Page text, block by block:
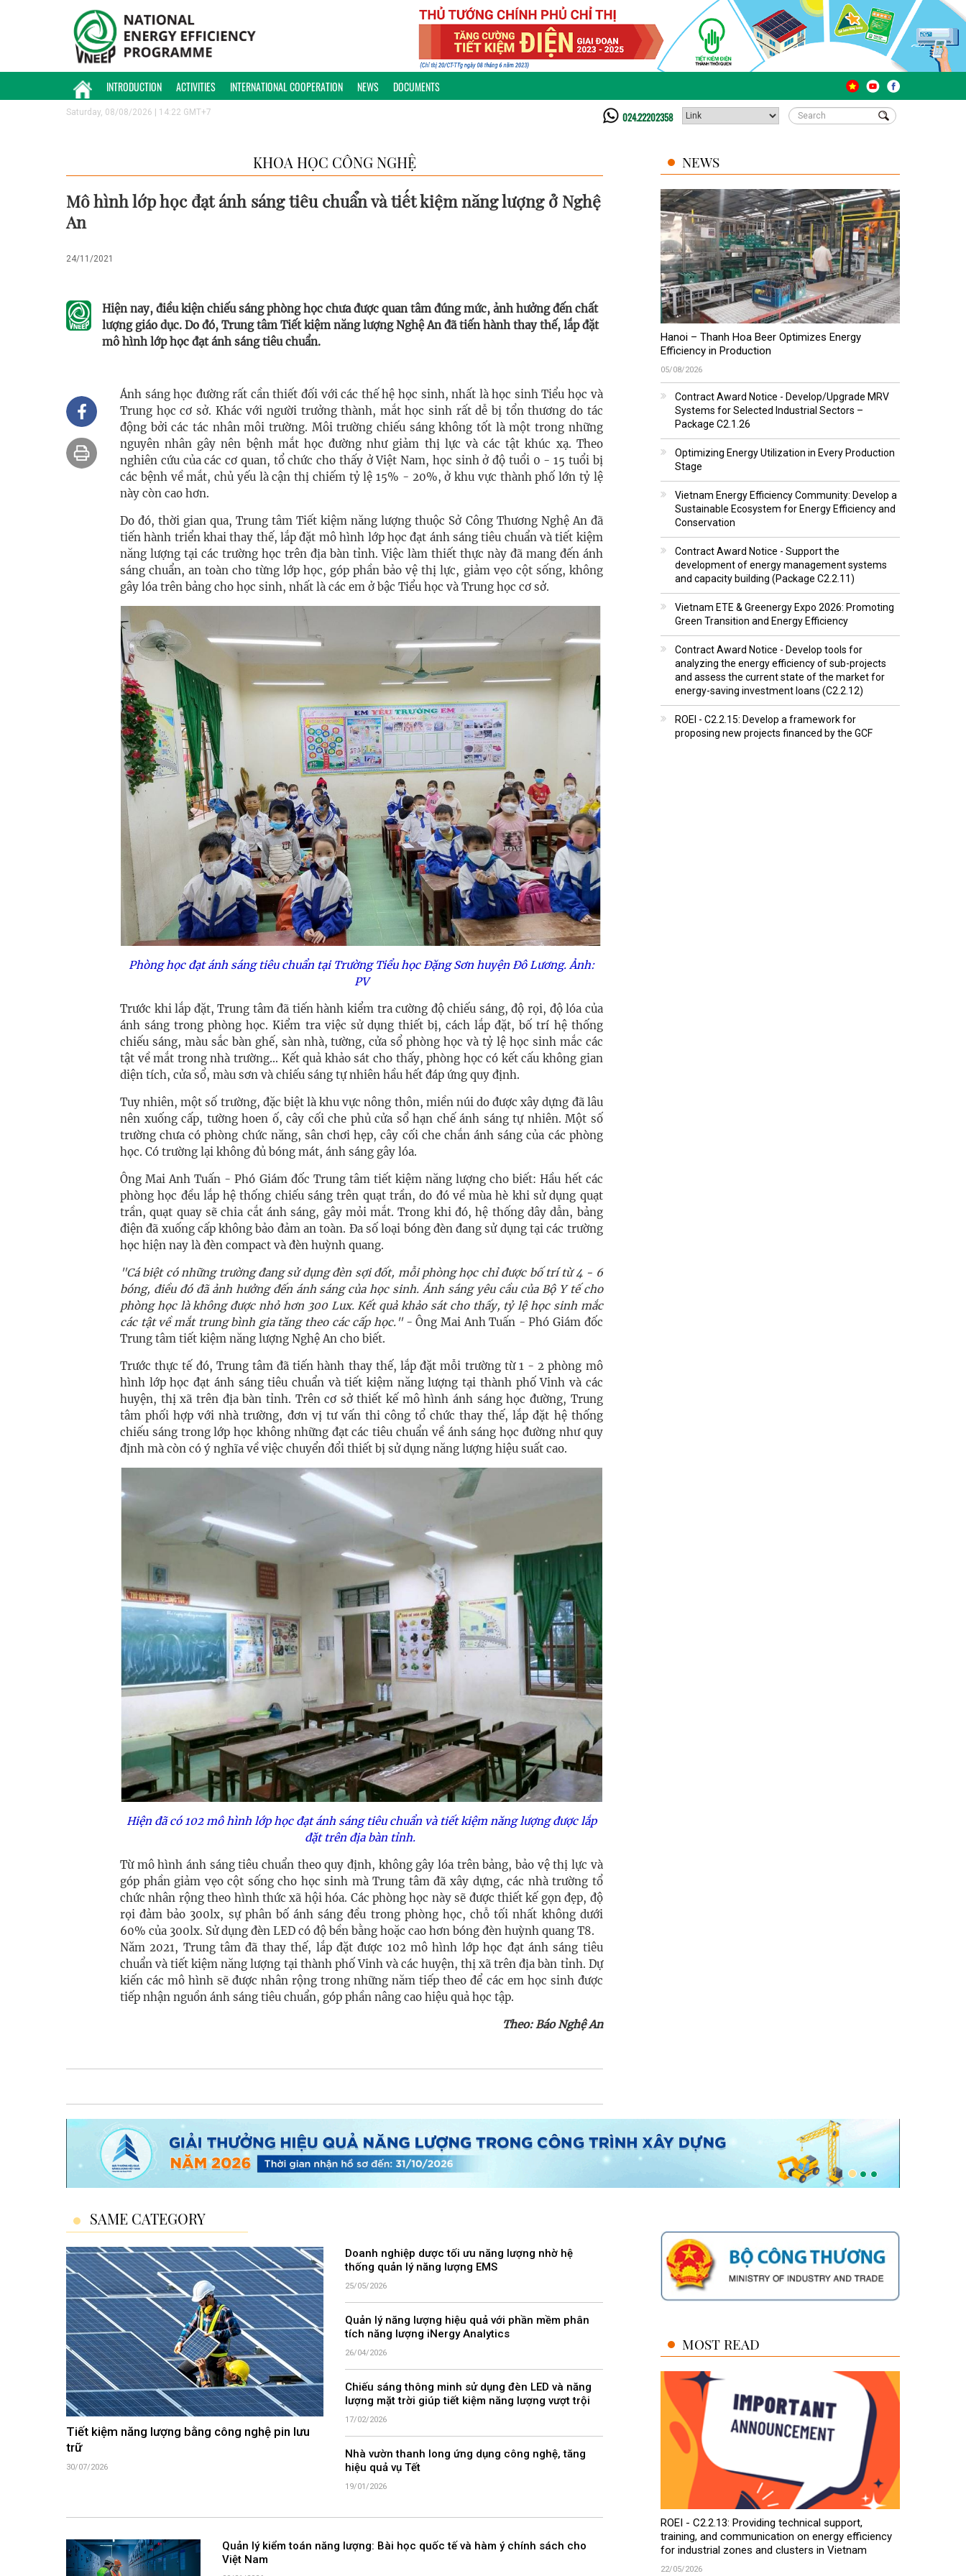
INTRODUCTION ACTIVITIES INTERNATIONAL COOPERATION NEWS DOCUMENTS
Saturday, 08/08/2026 | 14:22 GMT+7 024.22202358
KHOA HỌC CÔNG NGHỆ
Mô hình lớp học đạt ánh sáng tiêu chuẩn và tiết kiệm năng lượng ở Nghệ
An
24/11/2021
Hiện nay, điều kiện chiếu sáng phòng học chưa được quan tâm đúng mức, ảnh hưởng đến chất
lượng giáo dục. Do đó, Trung tâm Tiết kiệm năng lượng Nghệ An đã tiến hành thay thế, lắp đặt
mô hình lớp học đạt ánh sáng tiêu chuẩn.
Ánh sáng học đường rất cần thiết đối với các thế hệ học sinh, nhất là học sinh Tiểu học và
Trung học cơ sở. Khác với người trưởng thành, mắt học sinh rất dễ bị tổn thương do tác
động bởi các tác nhân môi trường. Môi trường chiếu sáng không tốt là một trong những
nguyên nhân gây nên bệnh mắt học đường như giảm thị lực và các tật khúc xạ. Theo
nghiên cứu của các cơ quan, tổ chức cho thấy ở Việt Nam, học sinh ở độ tuổi 0 - 15 tuổi bị
các bệnh về mắt, chủ yếu là cận thị chiếm tỷ lệ 15% - 20%, ở khu vực thành phố lớn tỷ lệ
này còn cao hơn.
Do đó, thời gian qua, Trung tâm Tiết kiệm năng lượng thuộc Sở Công Thương Nghệ An đã
tiến hành triển khai thay thế, lắp đặt mô hình lớp học đạt ánh sáng tiêu chuẩn và tiết kiệm
năng lượng tại các trường học trên địa bàn tỉnh. Việc làm thiết thực này đã mang đến ánh
sáng chuẩn, an toàn cho từng lớp học, góp phần bảo vệ thị lực, giảm vẹo cột sống, không
gây lóa trên bảng cho học sinh, nhất là các em ở bậc Tiểu học và Trung học cơ sở.
Phòng học đạt ánh sáng tiêu chuẩn tại Trường Tiểu học Đặng Sơn huyện Đô Lương. Ảnh:
PV
Trước khi lắp đặt, Trung tâm đã tiến hành kiểm tra cường độ chiếu sáng, độ rọi, độ lóa của
ánh sáng trong phòng học. Kiểm tra việc sử dụng thiết bị, cách lắp đặt, bố trí hệ thống
chiếu sáng, màu sắc bàn ghế, sàn nhà, tường, cửa sổ phòng học và tỷ lệ học sinh mắc các
tật về mắt trong nhà trường... Kết quả khảo sát cho thấy, phòng học có kết cấu không gian
diện tích, cửa sổ, màu sơn và chiếu sáng tự nhiên hầu hết đáp ứng quy định.
Tuy nhiên, một số trường, đặc biệt là khu vực nông thôn, miền núi do được xây dựng đã lâu
nên xuống cấp, tường hoen ố, cây cối che phủ cửa sổ hạn chế ánh sáng tự nhiên. Một số
trường chưa có phòng chức năng, sân chơi hẹp, cây cối che chắn ánh sáng của các phòng
học. Có trường lại không đủ bóng mát, ánh sáng gây lóa.
Ông Mai Anh Tuấn - Phó Giám đốc Trung tâm tiết kiệm năng lượng cho biết: Hầu hết các
phòng học đều lắp hệ thống chiếu sáng trên quạt trần, do đó về mùa hè khi sử dụng quạt
trần, quạt quay sẽ chia cắt ánh sáng, gây mỏi mắt. Trong khi đó, hệ thống dây dẫn, bảng
điện đã xuống cấp không bảo đảm an toàn. Đa số loại bóng đèn đang sử dụng tại các trường
học hiện nay là đèn compact và đèn huỳnh quang.
"Cá biệt có những trường đang sử dụng đèn sợi đốt, mỗi phòng học chỉ được bố trí từ 4 - 6
bóng, điều đó đã ảnh hưởng đến ánh sáng của học sinh. Ánh sáng yêu cầu của Bộ Y tế cho
phòng học là không được nhỏ hơn 300 Lux. Kết quả khảo sát cho thấy, tỷ lệ học sinh mắc
các tật về mắt trung bình gia tăng theo các cấp học."- Ông Mai Anh Tuấn - Phó Giám đốc
Trung tâm tiết kiệm năng lượng Nghệ An cho biết.
Trước thực tế đó, Trung tâm đã tiến hành thay thế, lắp đặt mỗi trường từ 1 - 2 phòng mô
hình lớp học đạt ánh sáng tiêu chuẩn và tiết kiệm năng lượng tại thành phố Vinh và các
huyện, thị xã trên địa bàn tỉnh. Trên cơ sở thiết kế mô hình ánh sáng học đường, Trung
tâm phối hợp với nhà trường, đơn vị tư vấn thi công tổ chức thay thế, lắp đặt hệ thống
chiếu sáng trong lớp học không những đạt các tiêu chuẩn về ánh sáng học đường như quy
định mà còn có ý nghĩa về việc chuyển đổi thiết bị sử dụng năng lượng hiệu suất cao.
Hiện đã có 102 mô hình lớp học đạt ánh sáng tiêu chuẩn và tiết kiệm năng lượng được lắp
đặt trên địa bàn tỉnh.
Từ mô hình ánh sáng tiêu chuẩn theo quy định, không gây lóa trên bảng, bảo vệ thị lực và
góp phần giảm vẹo cột sống cho học sinh mà Trung tâm đã xây dựng, các nhà trường tổ
chức nhân rộng theo hình thức xã hội hóa. Các phòng học này sẽ được thiết kế gọn đẹp, độ
rọi đảm bảo 300lx, sự phân bố ánh sáng đều trong phòng học, chỗ tối nhất không dưới
60% của 300lx. Sử dụng đèn LED có độ bền bằng hoặc cao hơn bóng đèn huỳnh quang T8.
Năm 2021, Trung tâm đã thay thế, lắp đặt được 102 mô hình lớp học đạt ánh sáng tiêu
chuẩn và tiết kiệm năng lượng tại thành phố Vinh và các huyện, thị xã trên địa bàn tỉnh. Dự
kiến các mô hình sẽ được nhân rộng trong những năm tiếp theo để các em học sinh được
tiếp nhận nguồn ánh sáng tiêu chuẩn, góp phần nâng cao hiệu quả học tập.
Theo: Báo Nghệ An
NEWS
Hanoi – Thanh Hoa Beer Optimizes Energy
Efficiency in Production
05/08/2026
Contract Award Notice - Develop/Upgrade MRV
Systems for Selected Industrial Sectors –
Package C2.1.26
Optimizing Energy Utilization in Every Production
Stage
Vietnam Energy Efficiency Community: Develop a
Sustainable Ecosystem for Energy Efficiency and
Conservation
Contract Award Notice - Support the
development of energy management systems
and capacity building (Package C2.2.11)
Vietnam ETE & Greenergy Expo 2026: Promoting
Green Transition and Energy Efficiency
Contract Award Notice - Develop tools for
analyzing the energy efficiency of sub-projects
and assess the current state of the market for
energy-saving investment loans (C2.2.12)
ROEI - C2.2.15: Develop a framework for
proposing new projects financed by the GCF
SAME CATEGORY
Tiết kiệm năng lượng bằng công nghệ pin lưu
trữ
30/07/2026
Doanh nghiệp dược tối ưu năng lượng nhờ hệ
thống quản lý năng lượng EMS
25/05/2026
Quản lý năng lượng hiệu quả với phần mềm phân
tích năng lượng iNergy Analytics
26/04/2026
Chiếu sáng thông minh sử dụng đèn LED và năng
lượng mặt trời giúp tiết kiệm năng lượng vượt trội
17/02/2026
Nhà vườn thanh long ứng dụng công nghệ, tăng
hiệu quả vụ Tết
19/01/2026
Quản lý kiểm toán năng lượng: Bài học quốc tế và hàm ý chính sách cho
Việt Nam
MOST READ
ROEI - C2.2.13: Providing technical support,
training, and communication on energy efficiency
for industrial zones and clusters in Vietnam
22/05/2026